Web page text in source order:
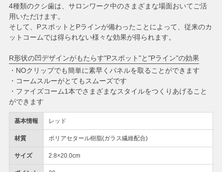
基本情報 レッド
材質 ポリアセタール樹脂(ガラス繊維配合)
サイズ 2.8×20.0cm
4種類のクシ歯は、サロンワーク中のさまざまな場面おいてご活
用いただけます。
そして、PスポットとPラインが備わったことによって、従来のカ
ットコームでは得られない様々な効果が得られます。
R形状の凹デザインがもたらす"Pスポット"と"Pライン"の効果
・NOクリップでも簡単に素早くパネルを取ることができます
・コームスルーがとてもスムーズです
・ファイズコーム1本でさまざまなスタイルをつくりあげること
ができます